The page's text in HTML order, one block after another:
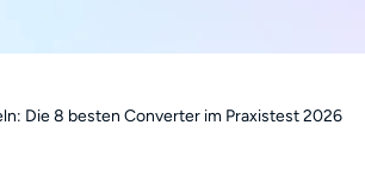
Die 8 besten Converter im Praxistest 2026